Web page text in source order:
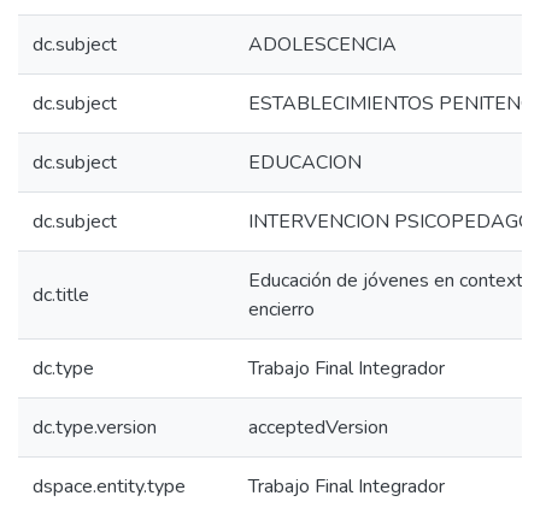
dc.subject ADOLESCENCIA
dc.subject ESTABLECIMIENTOS
dc.subject EDUCACION
dc.subject INTERVENCION
dc.title
Educación de jóvenes en contexto
encierro
dc.type Trabajo Final Integrador
dc.type.version acceptedVersion
dspace.entity.type Trabajo Final Integrador